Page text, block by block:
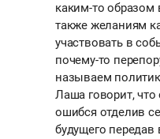
каким-то образом
также желаниям
участвовать в
почему-то
называем
Лаша говорит, что
ошибся отделив
будущего передав